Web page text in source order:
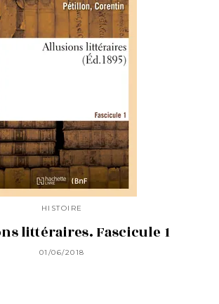
HISTOIRE
littéraires. Fascicule 1
01/06/2018